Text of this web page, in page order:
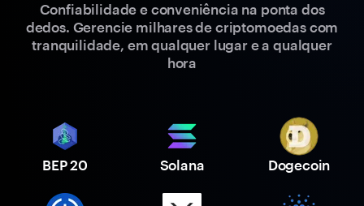
Confiabilidade e conveniência na ponta dos
dedos. Gerencie milhares de criptomoedas com
tranquilidade, em qualquer lugar e a qualquer
hora
BEP 20 Solana Dogecoin